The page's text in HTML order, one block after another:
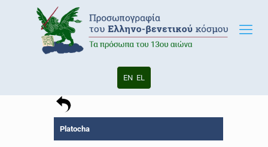
EN EL
Platocha